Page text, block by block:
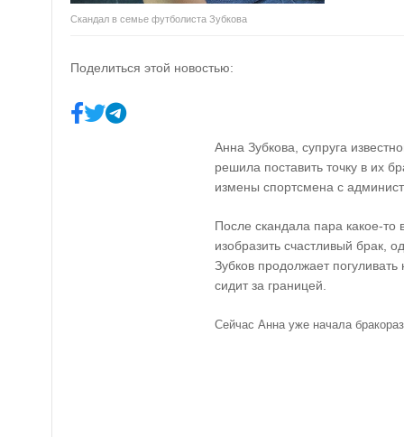
Скандал в семье футболиста Зубкова
Поделиться этой новостью:
Анна Зубкова, супруга
решила поставить точку в их
измены спортсмена с
После скандала пара какое-
изобразить счастливый брак,
Зубков продолжает
сидит за границей.
Сейчас Анна уже начала